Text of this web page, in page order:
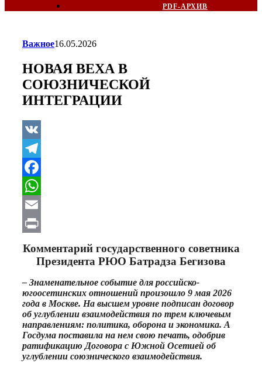
PDF-АРХИВ
Важное16.05.2026
НОВАЯ ВЕХА В
СОЮЗНИЧЕСКОЙ
ИНТЕГРАЦИИ
VK
Telegram
Facebook
WhatsApp
Email
Комментарий государственного советника
Президента РЮО Батрадза Бегизова
– Знаменательное событие для российско-
югоосетинских отношений произошло 9 мая 2026
года в Москве. На высшем уровне подписан договор
об углублении взаимодействия по трем ключевым
направлениям: политика, оборона и экономика. А
Госдума поставила на нем свою печать, одобрив
ратификацию Договора с Южной Осетией об
углублении союзнического взаимодействия.